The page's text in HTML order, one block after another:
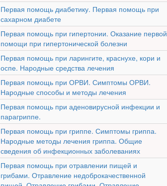
Первая помощь диабетику. Первая помощь при
сахарном диабете
Первая помощь при гипертонии. Оказание первой
помощи при гипертонической болезни
Первая помощь при ларингите, краснухе, кори и
оспе. Народные средства лечения
Первая помощь при ОРВИ. Симптомы ОРВИ.
Народные способы и методы лечения
Первая помощь при аденовирусной инфекции и
парагриппе.
Первая помощь при гриппе. Симптомы гриппа.
Народные методы лечения гриппа. Общие
сведения об инфекционных заболеваниях
Первая помощь при отравлении пищей и
грибами. Отравление недоброкачественной